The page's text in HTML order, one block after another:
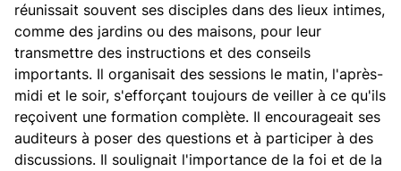
réunissait souvent ses disciples dans des lieux intimes,
comme des jardins ou des maisons, pour leur
transmettre des instructions et des conseils
importants. Il organisait des sessions le matin, l'après-
midi et le soir, s'efforçant toujours de veiller à ce qu'ils
reçoivent une formation complète. Il encourageait ses
auditeurs à poser des questions et à participer à des
discussions. Il soulignait l'importance de la foi et de la